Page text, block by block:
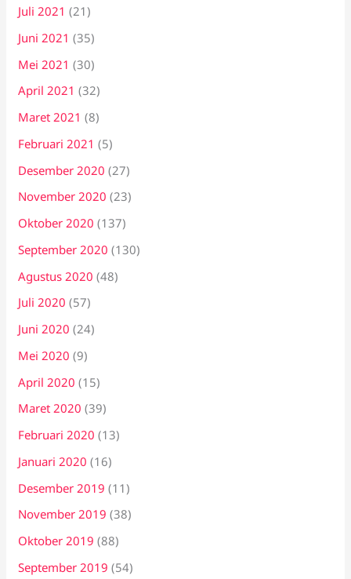
Juli 2021 (21)
Juni 2021 (35)
Mei 2021 (30)
April 2021 (32)
Maret 2021 (8)
Februari 2021 (5)
Desember 2020 (27)
November 2020 (23)
Oktober 2020 (137)
September 2020 (130)
Agustus 2020 (48)
Juli 2020 (57)
Juni 2020 (24)
Mei 2020 (9)
April 2020 (15)
Maret 2020 (39)
Februari 2020 (13)
Januari 2020 (16)
Desember 2019 (11)
November 2019 (38)
Oktober 2019 (88)
September 2019 (54)